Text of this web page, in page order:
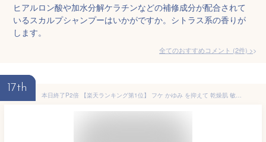
ヒアルロン酸や加水分解ケラチンなどの補修成分が配合されて
いるスカルプシャンプーはいかがですか。シトラス系の香りが
します。
全てのおすすめコメント (2件) >
17th
本日終了P2倍 【楽天ランキング第1位】 フケ かゆみ を抑えて 乾燥肌 敏感肌 脂漏性 をケア。 無添加 低刺激 の 頭皮ケア シャンプー やさしさ地肌 ノンシリコン シャンプー アミノ酸 ボディソープ ボディシャンプー 全身シャンプー 全身ソープ せっけん 肌 頭皮 男性